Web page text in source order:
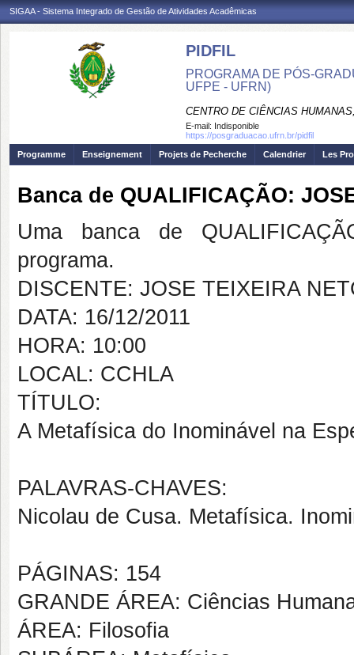
SIGAA - Sistema Integrado de Gestão de Atividades Acadêmicas
PIDFIL
PROGRAMA DE PÓS-
UFPE - UFRN)
CENTRO DE CIÊNCIAS
E-mail: Indisponible
https://posgraduacao.ufrn.br/pidfil
Programme
Enseignement Projets de Pecherche Calendrier Les
Banca de QUALIFICAÇÃO:
Uma banca de
programa.
DISCENTE: JOSE TEIXEIRA
DATA: 16/12/2011
HORA: 10:00
LOCAL: CCHLA
TÍTULO:
A Metafísica do Inominável na
PALAVRAS-CHAVES:
Nicolau de Cusa. Metafísica.
PÁGINAS: 154
GRANDE ÁREA: Ciências
ÁREA: Filosofia